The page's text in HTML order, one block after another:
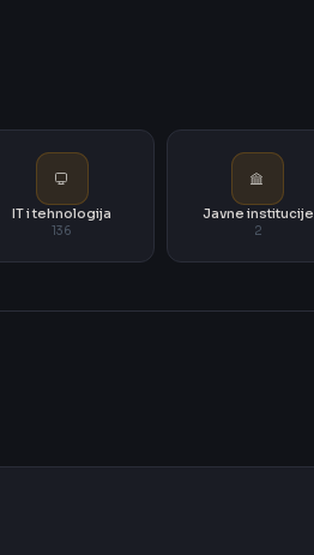
IT i tehnologija
136
Javne institucije
2